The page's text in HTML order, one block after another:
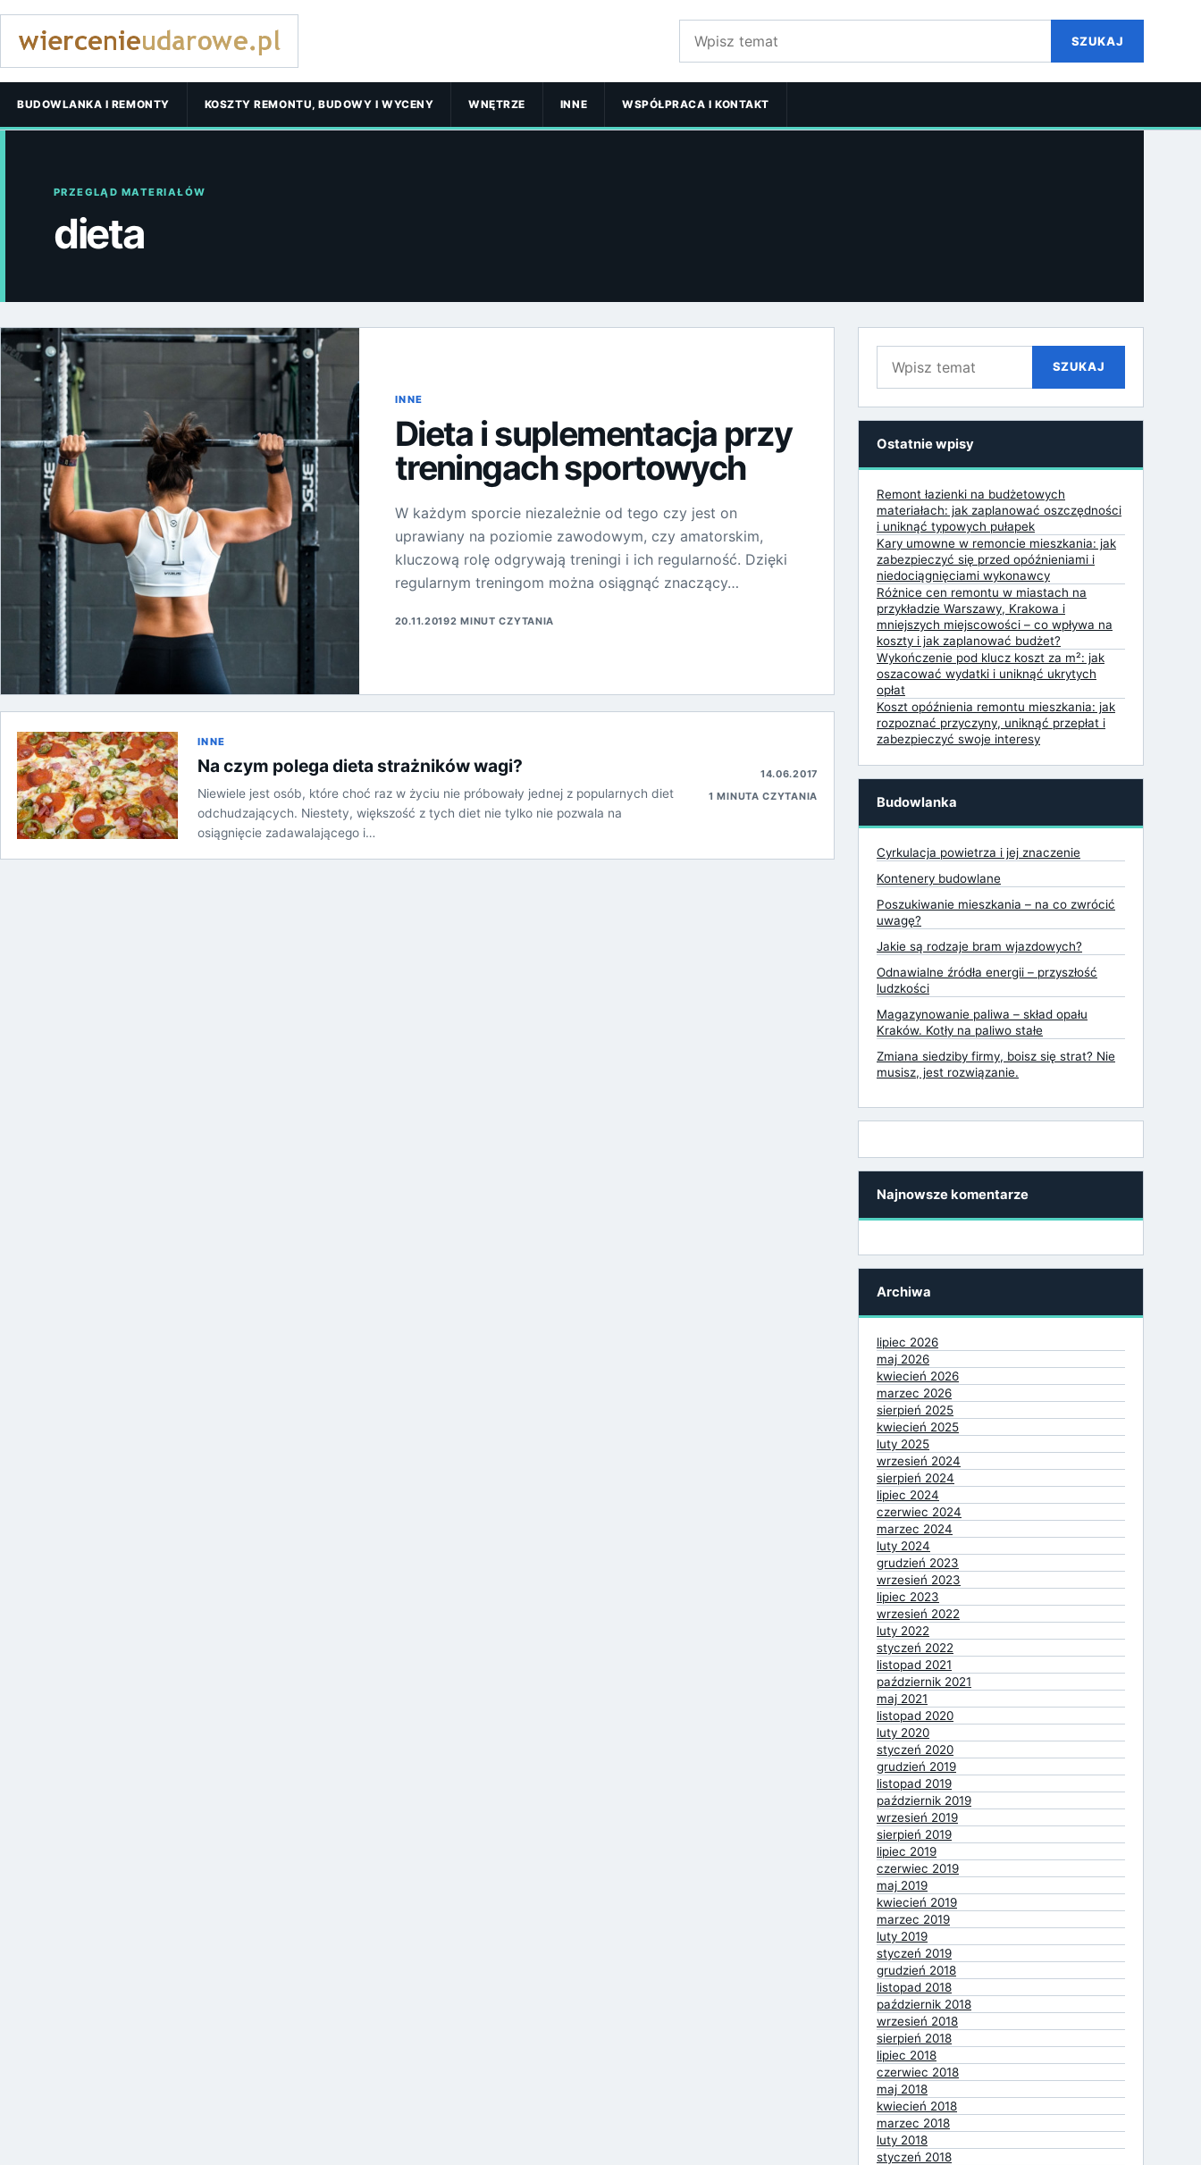
SZUKAJ
BUDOWLANKA I REMONTY KOSZTY REMONTU, BUDOWY I WYCENY WNĘTRZE INNE WSPÓŁPRACA I KONTAKT
PRZEGLĄD MATERIAŁÓW
dieta
INNE
Dieta i suplementacja przy
treningach sportowych
W każdym sporcie niezależnie od tego czy jest on
uprawiany na poziomie zawodowym, czy amatorskim,
kluczową rolę odgrywają treningi i ich regularność. Dzięki
regularnym treningom można osiągnąć znaczący…
20.11.20192 MINUT CZYTANIA
INNE
Na czym polega dieta strażników wagi?
Niewiele jest osób, które choć raz w życiu nie próbowały jednej z popularnych diet
odchudzających. Niestety, większość z tych diet nie tylko nie pozwala na
osiągnięcie zadawalającego i…
14.06.2017
1 MINUTA CZYTANIA
SZUKAJ
Ostatnie wpisy
Remont łazienki na budżetowych
materiałach: jak zaplanować oszczędności
i uniknąć typowych pułapek
Kary umowne w remoncie mieszkania: jak
zabezpieczyć się przed opóźnieniami i
niedociągnięciami wykonawcy
Różnice cen remontu w miastach na
przykładzie Warszawy, Krakowa i
mniejszych miejscowości – co wpływa na
koszty i jak zaplanować budżet?
Wykończenie pod klucz koszt za m²: jak
oszacować wydatki i uniknąć ukrytych
opłat
Koszt opóźnienia remontu mieszkania: jak
rozpoznać przyczyny, uniknąć przepłat i
zabezpieczyć swoje interesy
Budowlanka
Cyrkulacja powietrza i jej znaczenie
Kontenery budowlane
Poszukiwanie mieszkania – na co zwrócić
uwagę?
Jakie są rodzaje bram wjazdowych?
Odnawialne źródła energii – przyszłość
ludzkości
Magazynowanie paliwa – skład opału
Kraków. Kotły na paliwo stałe
Zmiana siedziby firmy, boisz się strat? Nie
musisz, jest rozwiązanie.
Najnowsze komentarze
Archiwa
lipiec 2026
maj 2026
kwiecień 2026
marzec 2026
sierpień 2025
kwiecień 2025
luty 2025
wrzesień 2024
sierpień 2024
lipiec 2024
czerwiec 2024
marzec 2024
luty 2024
grudzień 2023
wrzesień 2023
lipiec 2023
wrzesień 2022
luty 2022
styczeń 2022
listopad 2021
październik 2021
maj 2021
listopad 2020
luty 2020
styczeń 2020
grudzień 2019
listopad 2019
październik 2019
wrzesień 2019
sierpień 2019
lipiec 2019
czerwiec 2019
maj 2019
kwiecień 2019
marzec 2019
luty 2019
styczeń 2019
grudzień 2018
listopad 2018
październik 2018
wrzesień 2018
sierpień 2018
lipiec 2018
czerwiec 2018
maj 2018
kwiecień 2018
marzec 2018
luty 2018
styczeń 2018